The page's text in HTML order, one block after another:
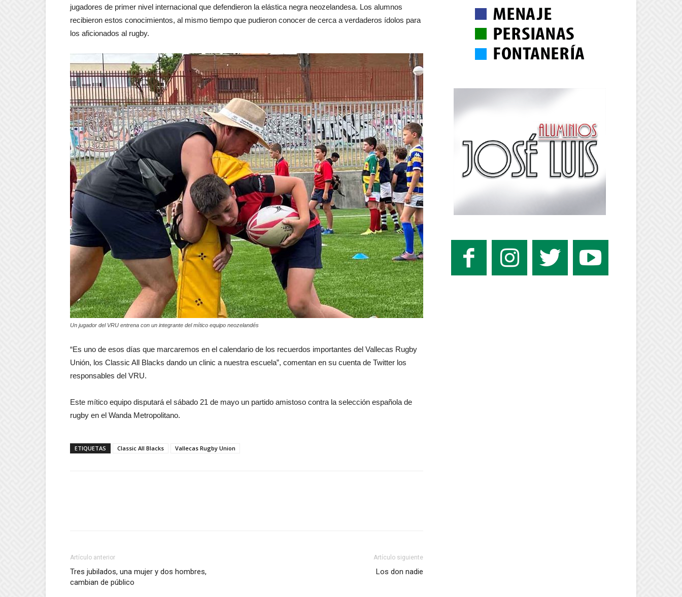
jugadores de primer nivel internacional que defendieron la elástica negra neozelandesa. Los alumnos
recibieron estos conocimientos, al mismo tiempo que pudieron conocer de cerca a verdaderos ídolos para
los aficionados al rugby.
Un jugador del VRU entrena con un integrante del mítico equipo neozelandés
“Es uno de esos días que marcaremos en el calendario de los recuerdos importantes del Vallecas Rugby
Unión, los Classic All Blacks dando un clinic a nuestra escuela”, comentan en su cuenta de Twitter los
responsables del VRU.
Este mítico equipo disputará el sábado 21 de mayo un partido amistoso contra la selección española de
rugby en el Wanda Metropolitano.
ETIQUETAS Classic All Blacks Vallecas Rugby Union
Artículo anterior
Tres jubilados, una mujer y dos hombres,
cambian de público
Artículo siguiente
Los don nadie